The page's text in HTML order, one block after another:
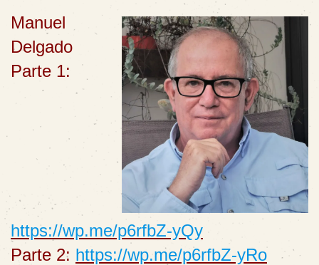
Manuel
Delgado
Parte 1:
https://wp.me/p6rfbZ-yQy
Parte 2: https://wp.me/p6rfbZ-yRo